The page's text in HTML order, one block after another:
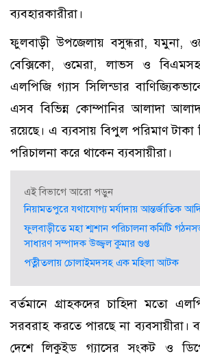
ব্যবহারকারীরা।
ফুলবাড়ী উপজেলায় বসুন্ধরা, যমুনা,
বেক্সিকো, ওমেরা, লাভস ও বিএমসহ
এলপিজি গ্যাস সিলিন্ডার
এসব বিভিন্ন কোম্পানির আলাদা
রয়েছে। এ ব্যবসায় বিপুল পরিমাণ টাকা
পরিচালনা করে থাকেন ব্যবসায়ীরা।
এই বিভাগে আরো পড়ুন
নিয়ামতপুরে যথাযোগ্য মর্যাদায় আন্তর্জাতিক
ফুলবাড়ীতে মহা শ্মশান পরিচালনা কমিটি
সাধারণ সম্পাদক উজ্জ্বল কুমার গুপ্ত
পত্নীতলায় চোলাইমদসহ এক মহিলা আটক
বর্তমানে গ্রাহকদের চাহিদা মতো
সরবরাহ করতে পারছে না ব্যবসায়ীরা।
দেশে লিকুইড গ্যাসের সংকট ও